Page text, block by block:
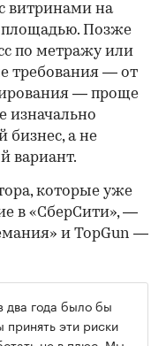
витринами на
площадью. Позже
по метражу или
требования — от
— проще
изначально
бизнес, а не
вариант.
которые уже
в «СберСити», —
и TopGun —
два года было бы
эти риски